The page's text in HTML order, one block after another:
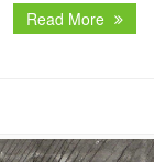
Read More